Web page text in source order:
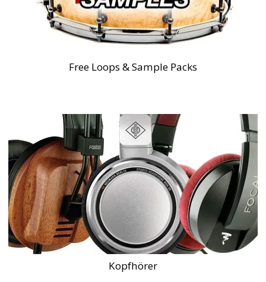
Free Loops & Sample Packs
Kopfhörer